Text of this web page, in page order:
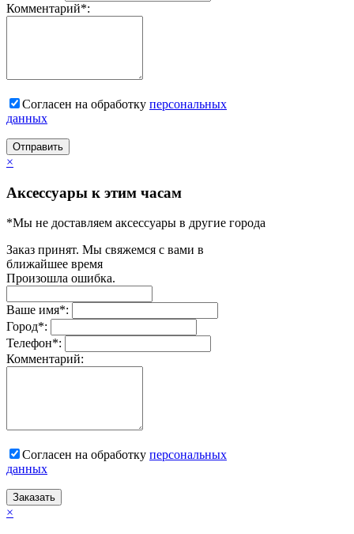
Комментарий*:
Согласен на обработку персональныx
данных
Отправить
×
Аксессуары к этим часам
*Мы не доставляем аксессуары в другие города
Заказ принят. Мы свяжемся с вами в
ближайшее время
Произошла ошибка.
Ваше имя*:
Город*:
Телефон*:
Комментарий:
Согласен на обработку персональныx
данных
Заказать
×